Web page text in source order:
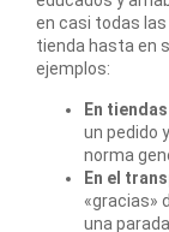
en casi todas
tienda hasta en
ejemplos:
En
un pedido
norma
En el
«gracias»
una parada.